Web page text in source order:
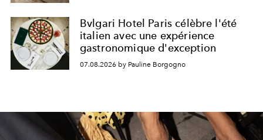
Bvlgari Hotel Paris célèbre l'été
italien avec une expérience
gastronomique d'exception
07.08.2026 by Pauline Borgogno